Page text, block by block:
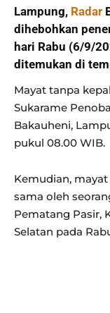
Lampung, Radar
dihebohkan
hari Rabu (6/9/
ditemukan di
Mayat tanpa
Sukarame
Bakauheni,
pukul 08.00 WIB.
Kemudian,
sama oleh
Pematang Pasir,
Selatan pada